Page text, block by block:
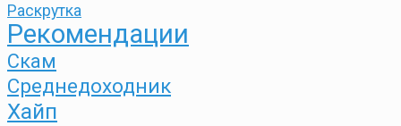
Раскрутка
Рекомендации
Скам
Среднедоходник
Хайп